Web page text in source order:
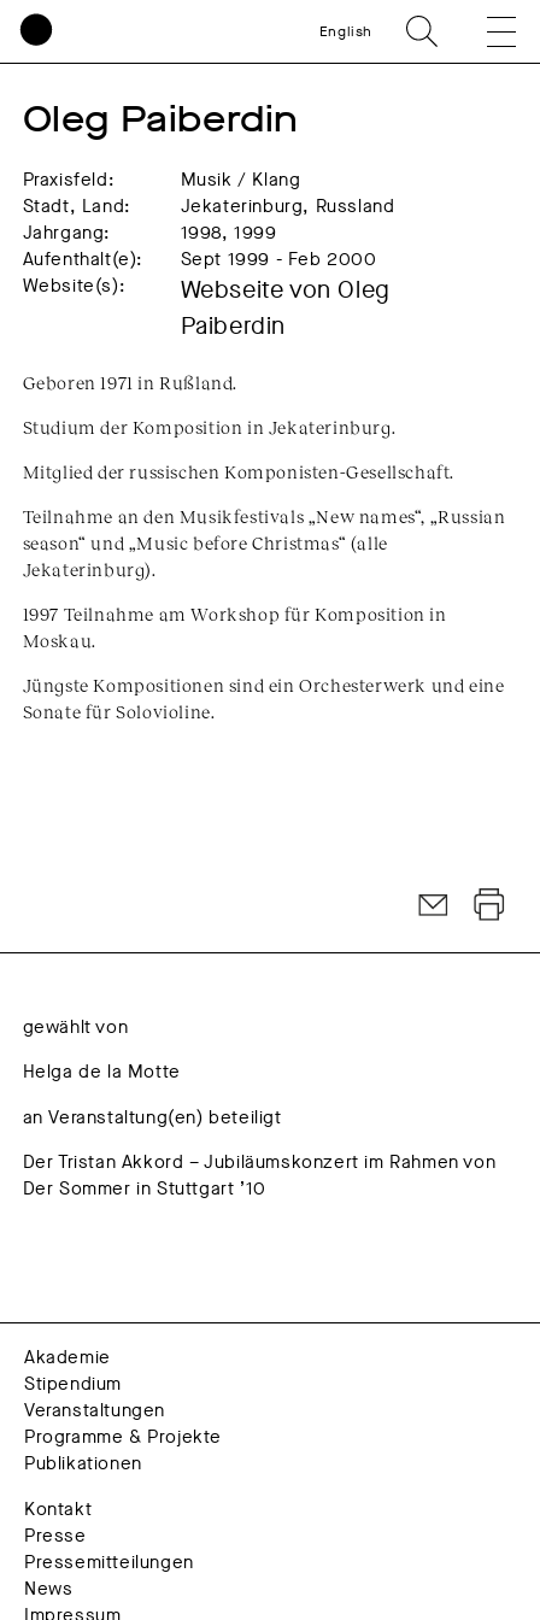
English
Oleg Paiberdin
Praxisfeld:
Musik / Klang
Stadt, Land:
Jekaterinburg, Russland
Jahrgang:
1998, 1999
Aufenthalt(e):
Sept 1999 - Feb 2000
Website(s):
Webseite von Oleg
Paiberdin
Geboren 1971 in Rußland.
Studium der Komposition in Jekaterinburg.
Mitglied der russischen Komponisten-Gesellschaft.
Teilnahme an den Musikfestivals „New names“, „Russian
season“ und „Music before Christmas“ (alle
Jekaterinburg).
1997 Teilnahme am Workshop für Komposition in
Moskau.
Jüngste Kompositionen sind ein Orchesterwerk und eine
Sonate für Solovioline.
gewählt von
Helga de la Motte
an Veranstaltung(en) beteiligt
Der Tristan Akkord – Jubiläumskonzert im Rahmen von
Der Sommer in Stuttgart ’10
Akademie
Stipendium
Veranstaltungen
Programme & Projekte
Publikationen
Kontakt
Presse
Pressemitteilungen
News
Impressum